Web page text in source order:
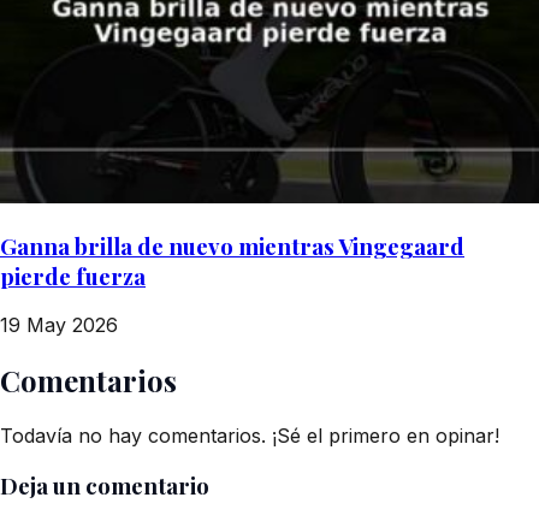
Ganna brilla de nuevo mientras Vingegaard
pierde fuerza
19 May 2026
Comentarios
Todavía no hay comentarios. ¡Sé el primero en opinar!
Deja un comentario